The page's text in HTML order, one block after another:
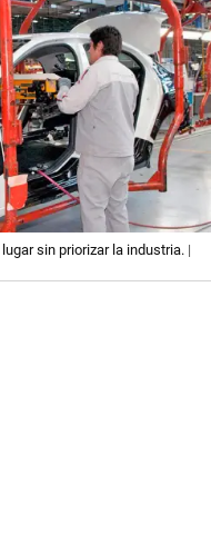
sin priorizar la industria. |